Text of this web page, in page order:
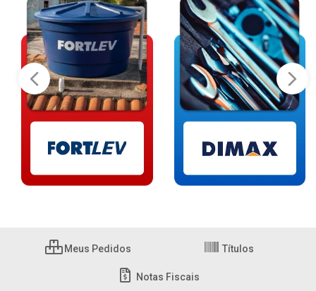
Meus Pedidos Títulos
Notas Fiscais